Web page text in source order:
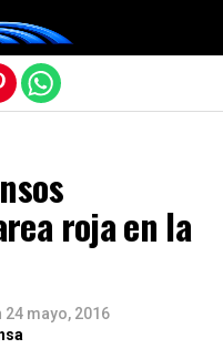
roja en la
24 mayo, 2016
móvil